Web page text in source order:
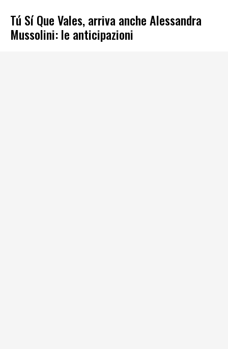
Tú Sí Que Vales, arriva anche Alessandra
Mussolini: le anticipazioni